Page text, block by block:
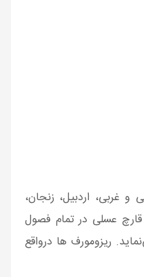
غربی، اردبیل، زنجان،
قارچ عسلی در تمام فصول
ریزومورف ها درواقع